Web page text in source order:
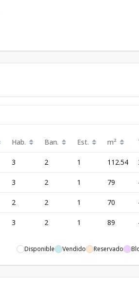
Hab. Ban. Est. m²
3 2 1 112.54
3 2 1 79
2 2 1 70
3 2 1 89
Disponible Vendido Reservado